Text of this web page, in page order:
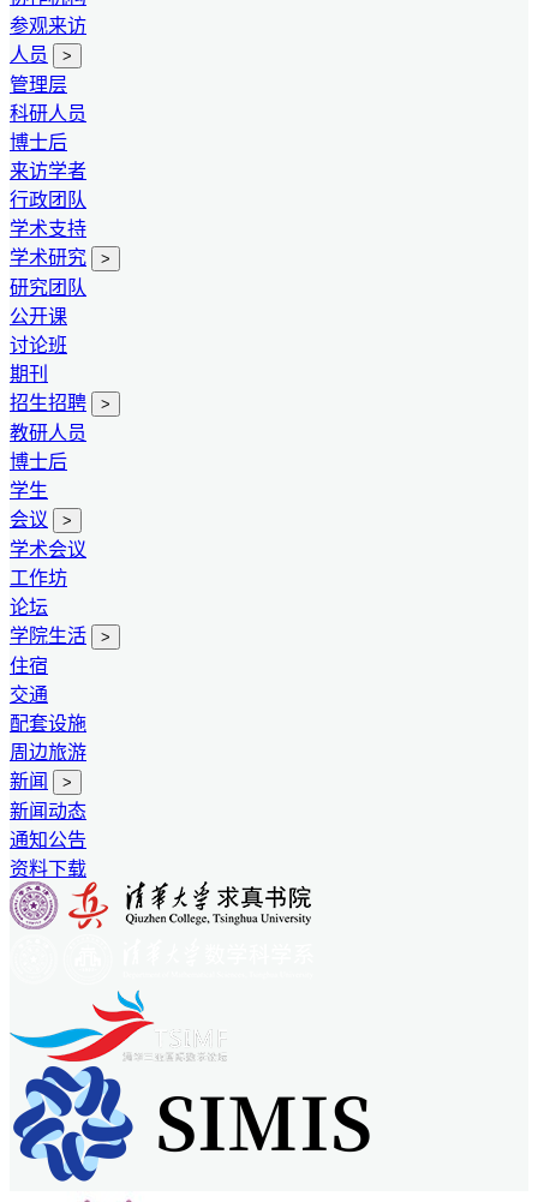
参观来访
人员
>
管理层
科研人员
博士后
来访学者
行政团队
学术支持
学术研究
>
研究团队
公开课
讨论班
期刊
招生招聘
>
教研人员
博士后
学生
会议
>
学术会议
工作坊
论坛
学院生活
>
住宿
交通
配套设施
周边旅游
新闻
>
新闻动态
通知公告
资料下载